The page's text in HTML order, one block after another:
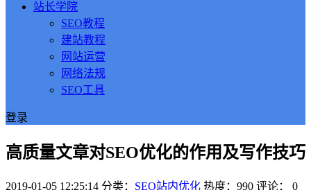
站长学院
SEO教程
建站教程
网站运营
网络法规
SEO工具
登录
高质量文章对SEO优化的作用及写作技巧
2019-01-05 12:25:14 分类： SEO站内优化 热度：990 评论：
0